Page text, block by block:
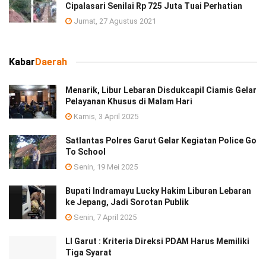
Cipalasari Senilai Rp 725 Juta Tuai Perhatian
Jumat, 27 Agustus 2021
KabarDaerah
Menarik, Libur Lebaran Disdukcapil Ciamis Gelar
Pelayanan Khusus di Malam Hari
Kamis, 3 April 2025
Satlantas Polres Garut Gelar Kegiatan Police Go
To School
Senin, 19 Mei 2025
Bupati Indramayu Lucky Hakim Liburan Lebaran
ke Jepang, Jadi Sorotan Publik
Senin, 7 April 2025
LI Garut : Kriteria Direksi PDAM Harus Memiliki
Tiga Syarat